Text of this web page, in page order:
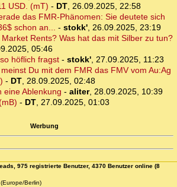
USD. (mT) - DT, 26.09.2025, 22:58
das FMR-Phänomen: Sie deutete sich
schon an... - stokk', 26.09.2025, 23:19
Rents? Was hat das mit Silber zu tun?
05:46
höflich fragst- stokk', 27.09.2025, 11:23
Du mit dem FMR das FMV vom Au:Ag
- DT, 28.09.2025, 02:48
eine Ablenkung - aliter, 28.09.2025, 10:39
- DT, 27.09.2025, 01:03
Werbung
975 registrierte Benutzer, 4370 Benutzer online (8
Berlin)